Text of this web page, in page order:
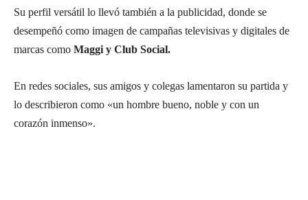
Su perfil versátil lo llevó también a la publicidad, donde se
desempeñó como imagen de campañas televisivas y digitales de
marcas como Maggi y Club Social.
En redes sociales, sus amigos y colegas lamentaron su partida y
lo describieron como «un hombre bueno, noble y con un
corazón inmenso».